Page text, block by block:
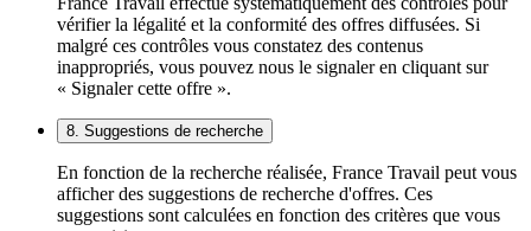
vérifier la légalité et la conformité des offres diffusées. Si
malgré ces contrôles vous constatez des contenus
inappropriés, vous pouvez nous le signaler en cliquant sur
« Signaler cette offre ».
8. Suggestions de recherche
En fonction de la recherche réalisée, France Travail peut vous
afficher des suggestions de recherche d'offres. Ces
suggestions sont calculées en fonction des critères que vous